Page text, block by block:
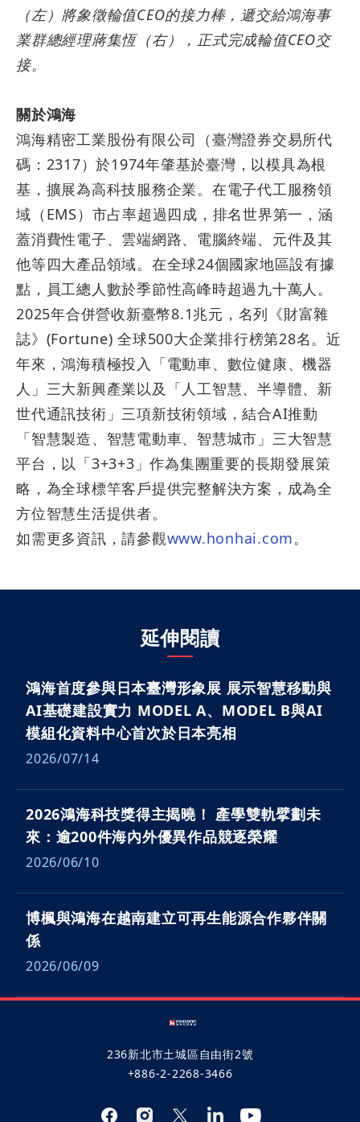
（左） 將象徵輪值CEO的接力棒，遞交給鴻海事
業群總經理蔣集恆（右），正式完成輪值CEO交
接。
關於鴻海
鴻海精密工業股份有限公司（臺灣證券交易所代
碼： 2317）於1974年肇基於臺灣，以模具為根
基，擴展為高科技服務企業。在電子代工服務領
域（ EMS ）市占率超過四成，排名世界第一，涵
蓋消費性電子、雲端網路、電腦終端、元件及其
他等四大產品領域。在全球24個國家地區設有據
點，員工總人數於季節性高峰時超過九十萬人。
2025年合併營收新臺幣8.1兆元，名列《財富雜
誌》 (Fortune) 全球500大企業排行榜第28名。近
年來，鴻海積極投入「電動車、數位健康、機器
人」三大新興產業以及「人工智慧、半導體、新
世代通訊技術」三項新技術領域，結合AI推動
「智慧製造、智慧電動車、智慧城市」三大智慧
平台，以「3+3+3 」作為集團重要的長期發展策
略，為全球標竿客戶提供完整解決方案，成為全
方位智慧生活提供者。
如需更多資訊，請參觀www.honhai.com。
延伸閱讀
鴻海首度參與日本臺灣形象展 展示智慧移動與
AI基礎建設實力 MODEL A、MODEL B與AI
模組化資料中心首次於日本亮相
2026/07/14
2026鴻海科技獎得主揭曉！ 產學雙軌擘劃未
來：逾200件海內外優異作品競逐榮耀
2026/06/10
博楓與鴻海在越南建立可再生能源合作夥伴關
係
2026/06/09
236新北市土城區自由街2號
+886-2-2268-3466